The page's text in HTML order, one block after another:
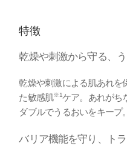
特徴
乾燥や刺激から守る、
乾燥や刺激による肌あれを
た敏感肌※1ケア。あれがち
ダブルでうるおいをキープ。
バリア機能を守り、ト